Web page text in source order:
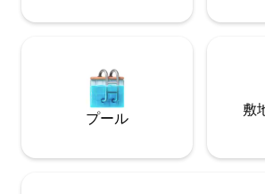
は、快適さと機能性の両方を求める家族
な仕上がりのこの家は、実用的な生活と
サウスマリーナの最高のロケーションを
兼ね備えており、スムーズで楽しい滞在
をお約束します。
プール
敷